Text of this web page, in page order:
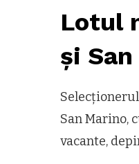
Lotul
și
San Marino,
vacante,